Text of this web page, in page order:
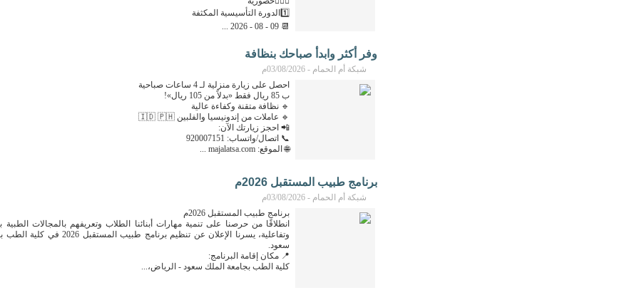
📆 09 - 08 - 2026 ...
وفر أكثر وابدأ صباحك بنظافة
شبكة أم الحمام - 03/08/2026م
احصل على زيارة منزلية لـ 4 ساعات صباحية
ب 85 ريال فقط «بدلاً من 105 ريال»!
🔹 نظافة متقنة وكفاءة عالية
🔹 عاملات من إندونيسيا والفلبين 🇮🇩 🇵🇭
📲 احجز زيارتك الآن:
📞 اتصال/واتساب: 920007151
🌐 الموقع: majalatsa.com ...
برنامج طبيب المستقبل 2026م
شبكة أم الحمام - 03/08/2026م
برنامج طبيب المستقبل 2026م
انطلاقًا من حرصنا على تنمية مهارات أبنائنا الطلاب وتعريفهم بالمجالات الطبية
وتفاعلية، يسرنا الإعلان عن تنظيم برنامج طبيب
سعود.
📍 مكان إقامة البرنامج:
كلية الطب بجامعة الملك سعود - الرياض،...